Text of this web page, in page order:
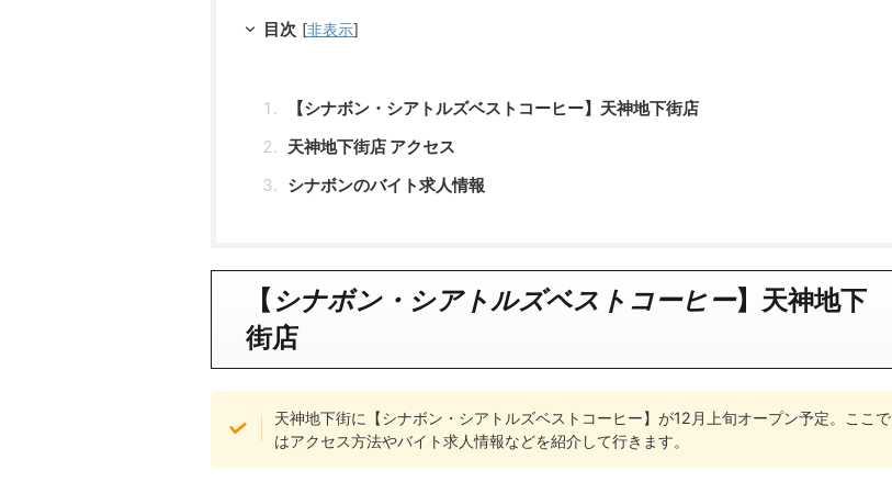
目次 [非表示]
【シナボン・シアトルズベストコーヒー】天神地下街店
天神地下街店 アクセス
シナボンのバイト求人情報
【 シナボン・シアトルズベストコーヒー】 天神地下
街店
天神地下街に【シナボン・シアトルズベストコーヒー】が12月上旬オープン予定。ここで
はアクセス方法やバイト求人情報などを紹介して行きます。